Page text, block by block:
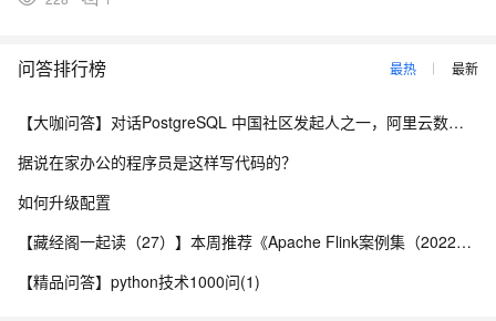
问答排行榜 最热 最新
【大咖问答】对话PostgreSQL 中国社区发起人之一，阿里云数据库高级专家 德哥
据说在家办公的程序员是这样写代码的？
如何升级配置
【藏经阁一起读（27）】本周推荐《Apache Flink案例集（2022版）》，你有哪些心得？
【精品问答】python技术1000问(1)